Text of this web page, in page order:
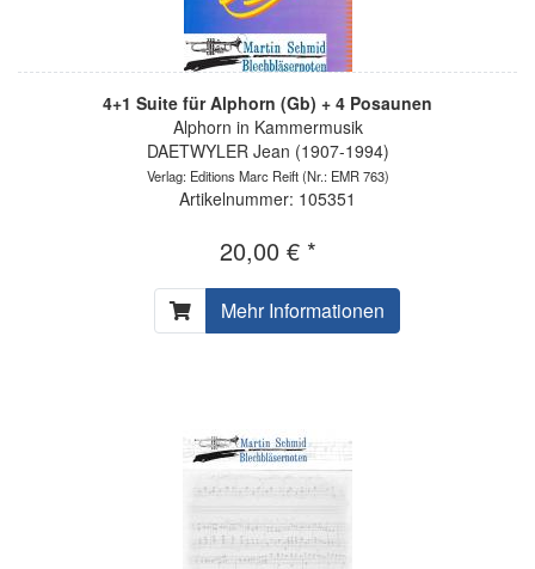
4+1 Suite für Alphorn (Gb) + 4 Posaunen
Alphorn in Kammermusik
DAETWYLER Jean (1907-1994)
Verlag: Editions Marc Reift(Nr.: EMR 763)
Artikelnummer: 105351
20,00 € *
Mehr Informationen